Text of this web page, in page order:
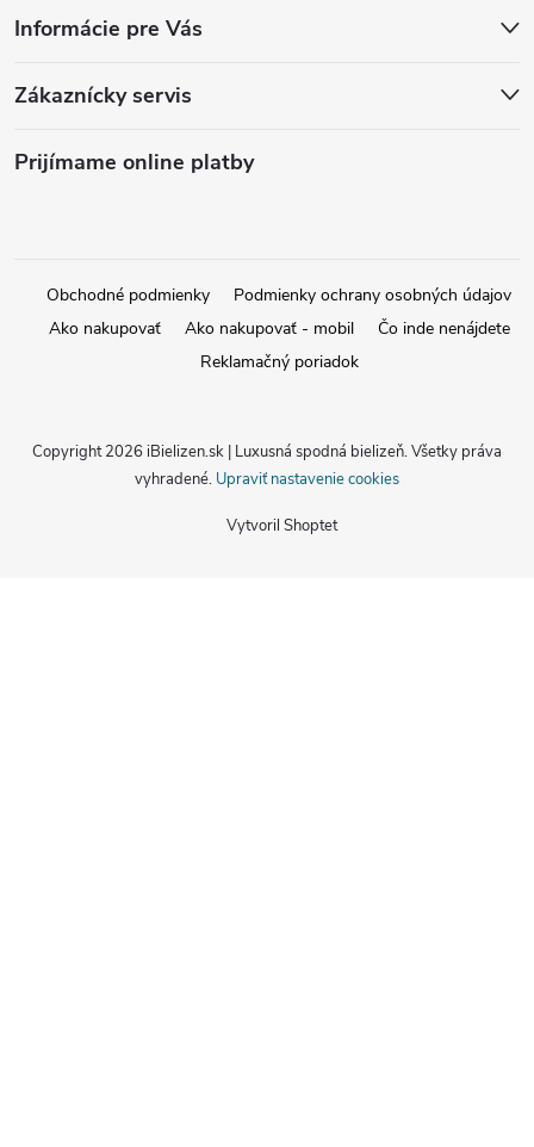
Informácie pre Vás
Zákaznícky servis
Prijímame online platby
Obchodné podmienky
Podmienky ochrany osobných údajov
Ako nakupovať
Ako nakupovať - mobil
Čo inde nenájdete
Reklamačný poriadok
Vytvoril Shoptet
Copyright 2026 iBielizen.sk | Luxusná spodná bielizeň. Všetky práva
vyhradené. Upraviť nastavenie cookies